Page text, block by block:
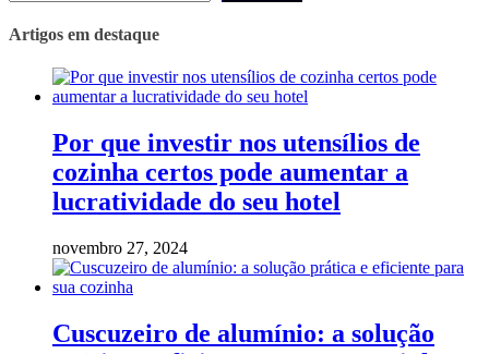
Artigos em destaque
Por que investir nos utensílios de
cozinha certos pode aumentar a
lucratividade do seu hotel
novembro 27, 2024
Cuscuzeiro de alumínio: a solução